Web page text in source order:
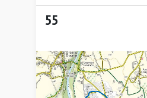
55